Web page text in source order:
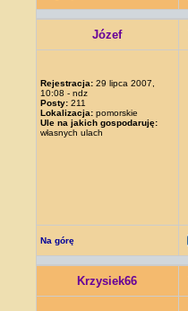
Józef
Rejestracja: 29 lipca 2007,
10:08 - ndz
Posty: 211
Lokalizacja: pomorskie
Ule na jakich gospodaruję:
własnych ulach
Na górę
Krzysiek66